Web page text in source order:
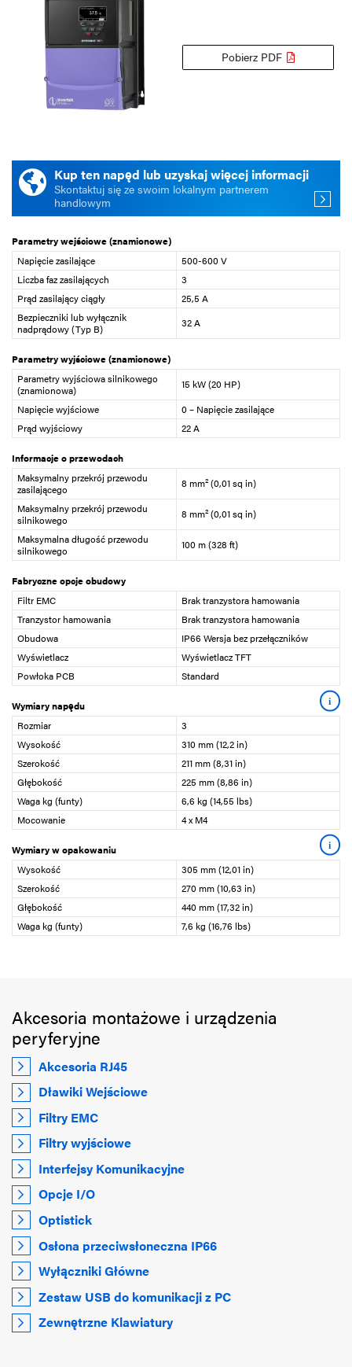
Pobierz PDF
Kup ten napęd lub uzyskaj więcej informacji
Skontaktuj się ze swoim lokalnym partnerem
handlowym
Parametry wejściowe (znamionowe)
Napięcie zasilające
500-600 V
Liczba faz zasilających
3
Prąd zasilający ciągły
25,5 A
Bezpieczniki lub wyłącznik
nadprądowy (Typ B)
32 A
Parametry wyjściowe (znamionowe)
Parametry wyjściowa silnikowego
(znamionowa)
15 kW (20 HP)
Napięcie wyjściowe
0 – Napięcie zasilające
Prąd wyjściowy
22 A
Informacje o przewodach
Maksymalny przekrój przewodu
zasilającego
8 mm² (0,01 sq in)
Maksymalny przekrój przewodu
silnikowego
8 mm² (0,01 sq in)
Maksymalna długość przewodu
silnikowego
100 m (328 ft)
Fabryczne opcje obudowy
Filtr EMC
Brak tranzystora hamowania
Tranzystor hamowania
Brak tranzystora hamowania
Obudowa
IP66 Wersja bez przełączników
Wyświetlacz
Wyświetlacz TFT
Powłoka PCB
Standard
Wymiary napędu i
Rozmiar
3
Wysokość
310 mm (12,2 in)
Szerokość
211 mm (8,31 in)
Głębokość
225 mm (8,86 in)
Waga kg (funty)
6,6 kg (14,55 lbs)
Mocowanie
4 x M4
Wymiary w opakowaniu i
Wysokość
305 mm (12,01 in)
Szerokość
270 mm (10,63 in)
Głębokość
440 mm (17,32 in)
Waga kg (funty)
7,6 kg (16,76 lbs)
Akcesoria montażowe i urządzenia
peryferyjne
Akcesoria RJ45
Dławiki Wejściowe
Filtry EMC
Filtry wyjściowe
Interfejsy Komunikacyjne
Opcje I/O
Optistick
Osłona przeciwsłoneczna IP66
Wyłączniki Główne
Zestaw USB do komunikacji z PC
Zewnętrzne Klawiatury